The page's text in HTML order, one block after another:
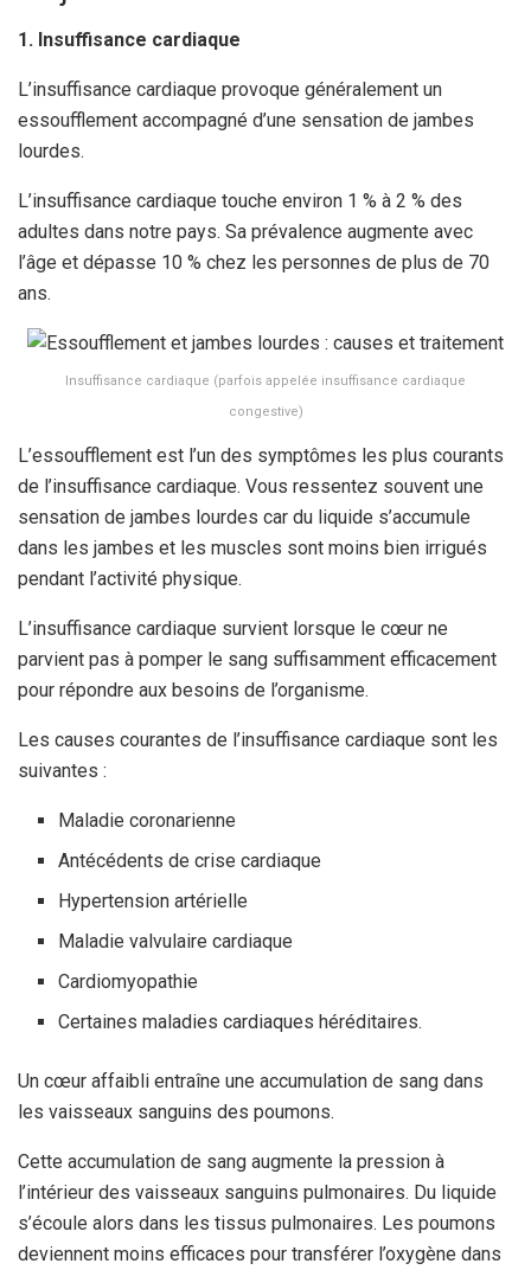
1. Insuffisance cardiaque
L’insuffisance cardiaque provoque généralement un
essoufflement accompagné d’une sensation de jambes
lourdes.
L’insuffisance cardiaque touche environ 1 % à 2 % des
adultes dans notre pays. Sa prévalence augmente avec
l’âge et dépasse 10 % chez les personnes de plus de 70
ans.
Insuffisance cardiaque (parfois appelée insuffisance cardiaque
congestive)
L’essoufflement est l’un des symptômes les plus courants
de l’insuffisance cardiaque. Vous ressentez souvent une
sensation de jambes lourdes car du liquide s’accumule
dans les jambes et les muscles sont moins bien irrigués
pendant l’activité physique.
L’insuffisance cardiaque survient lorsque le cœur ne
parvient pas à pomper le sang suffisamment efficacement
pour répondre aux besoins de l’organisme.
Les causes courantes de l’insuffisance cardiaque sont les
suivantes :
Maladie coronarienne
Antécédents de crise cardiaque
Hypertension artérielle
Maladie valvulaire cardiaque
Cardiomyopathie
Certaines maladies cardiaques héréditaires.
Un cœur affaibli entraîne une accumulation de sang dans
les vaisseaux sanguins des poumons.
Cette accumulation de sang augmente la pression à
l’intérieur des vaisseaux sanguins pulmonaires. Du liquide
s’écoule alors dans les tissus pulmonaires. Les poumons
deviennent moins efficaces pour transférer l’oxygène dans